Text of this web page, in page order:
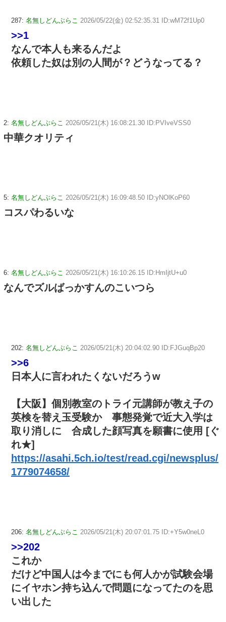
287: 名無しどんぶらこ 2026/05/22(金) 02:52:35.31 ID:wM72f1Up0
>>1
なんで本人も来るんだよ
依頼した奴は別の人間が？どうなってる？
2: 名無しどんぶらこ 2026/05/21(木) 16:08:21.30 ID:PVIveVSS0
中華クオリティ
5: 名無しどんぶらこ 2026/05/21(木) 16:09:48.50 ID:yNOlKoP60
コスパわるいな
6: 名無しどんぶらこ 2026/05/21(木) 16:10:26.15 ID:HmIjtU+u0
なんでズルばっかすんのこいつら
202: 名無しどんぶらこ 2026/05/21(木) 20:04:02.90 ID:FJGuqBp20
>>6
日本人に言われたくないだろうw
【大阪】個別教室のトライ元講師が教え子の
英検を替え玉受験か 事態発覚で近大入学は
取り消しに 合成した顔写真を願書に使用 [ぐ
れ★]
https://asahi.5ch.io/test/read.cgi/newsplus/
1779074658/
206: 名無しどんぶらこ 2026/05/21(木) 20:07:01.75 ID:+Y5w0neL0
>>202
これか
だけど中国人は今までにも何人かが試験会場
にイヤホン持ち込んで問題になってたのを思
い出した